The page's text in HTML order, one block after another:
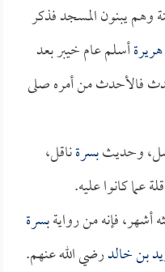
وهم يبنون المسجد فذكر
أسلم عام خيبر بعد
فالأحدث من أمره صلى
وحديثبسرةناقل،
عما كانوا عليه.
أشهر، فإنه من روايةبسرة
بن خالدرضي الله عنهم.